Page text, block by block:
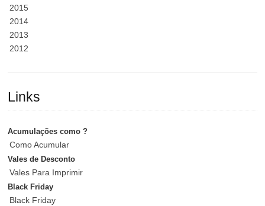
2015
2014
2013
2012
Links
Acumulações como ?
Como Acumular
Vales de Desconto
Vales Para Imprimir
Black Friday
Black Friday